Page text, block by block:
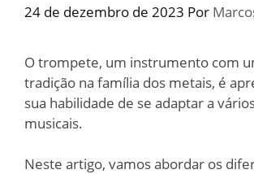
24 de dezembro de 2023 Por
O trompete, um instrumento com
tradição na família dos metais, é
sua habilidade de se adaptar a
musicais.
Neste artigo, vamos abordar os